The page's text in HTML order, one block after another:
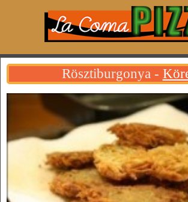
Rösztiburgonya -